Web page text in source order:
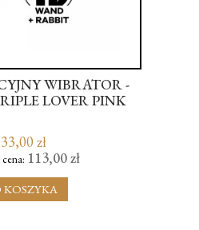
WIBRATOR -
LOVER PINK
zł
113,00 zł
KOSZYKA